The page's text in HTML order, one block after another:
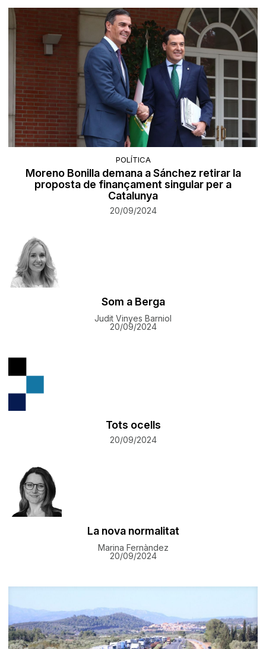
POLÍTICA
Moreno Bonilla demana a Sánchez retirar la
proposta de finançament singular per a
Catalunya
20/09/2024
Som a Berga
Judit Vinyes Barniol
20/09/2024
Tots ocells
20/09/2024
La nova normalitat
Marina Fernàndez
20/09/2024